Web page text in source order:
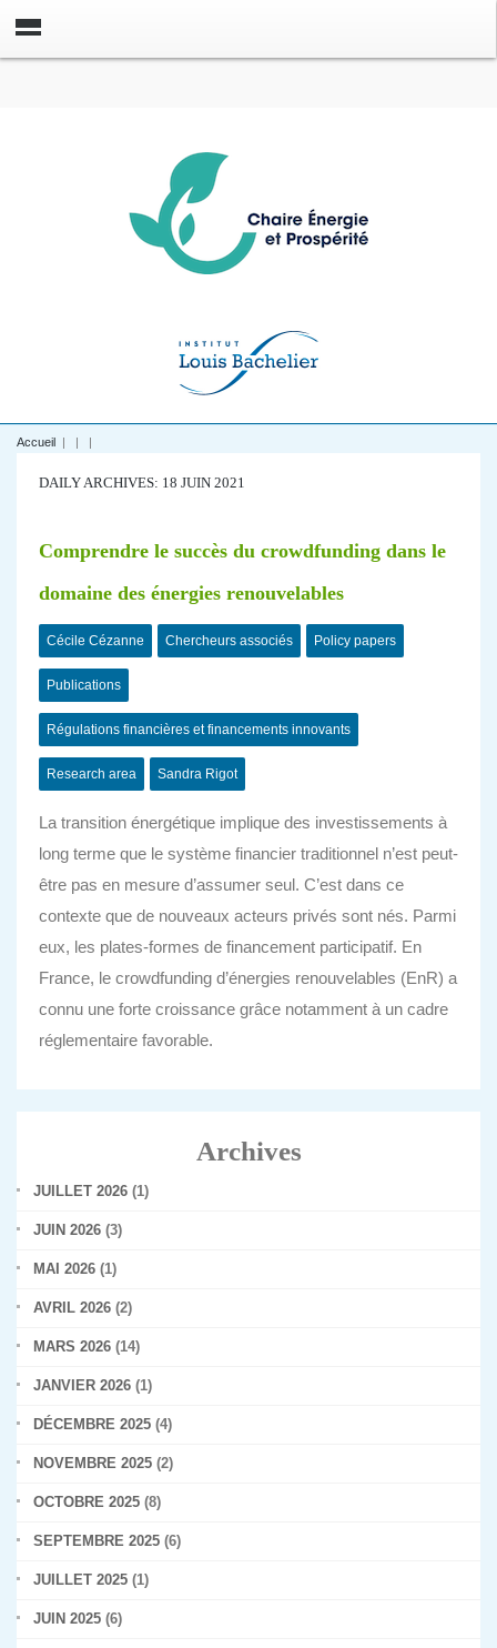
Accueil | | |
DAILY ARCHIVES: 18 JUIN 2021
Comprendre le succès du crowdfunding dans le
domaine des énergies renouvelables
Cécile Cézanne Chercheurs associés Policy papers
Publications
Régulations financières et financements innovants
Research area Sandra Rigot
La transition énergétique implique des investissements à
long terme que le système financier traditionnel n’est peut-
être pas en mesure d’assumer seul. C’est dans ce
contexte que de nouveaux acteurs privés sont nés. Parmi
eux, les plates-formes de financement participatif. En
France, le crowdfunding d’énergies renouvelables (EnR) a
connu une forte croissance grâce notamment à un cadre
réglementaire favorable.
Archives
JUILLET 2026 (1)
JUIN 2026 (3)
MAI 2026 (1)
AVRIL 2026 (2)
MARS 2026 (14)
JANVIER 2026 (1)
DÉCEMBRE 2025 (4)
NOVEMBRE 2025 (2)
OCTOBRE 2025 (8)
SEPTEMBRE 2025 (6)
JUILLET 2025 (1)
JUIN 2025 (6)